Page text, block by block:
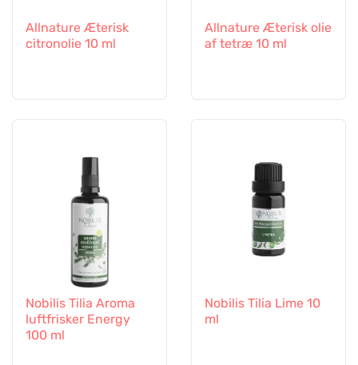
Allnature Æterisk
citronolie 10 ml
Allnature Æterisk olie
af tetræ 10 ml
Nobilis Tilia Aroma
luftfrisker Energy
100 ml
Nobilis Tilia Lime 10
ml